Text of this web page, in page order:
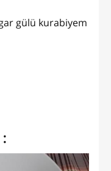
gülü kurabiyem